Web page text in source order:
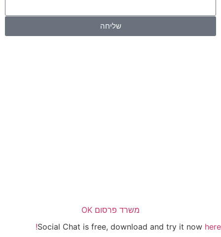
שליחה
משרד פרסום OK
Social Chat is free, download and try it now here!